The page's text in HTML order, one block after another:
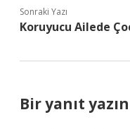
Sonraki Yazı
Koruyucu Ailede
Bir yanıt yazın